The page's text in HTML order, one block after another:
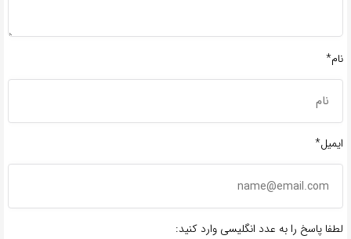
نام*
ایمیل*
لطفا پاسخ را به عدد انگلیسی وارد کنید: